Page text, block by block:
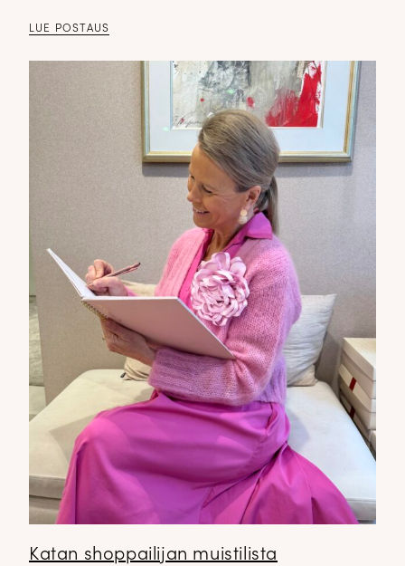
LUE POSTAUS
Katan shoppailijan muistilista